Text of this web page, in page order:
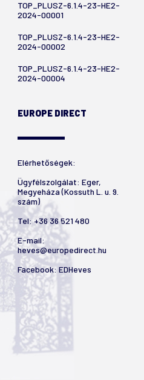
TOP_PLUSZ-6.1.4-23-HE2-
2024-00001
TOP_PLUSZ-6.1.4-23-HE2-
2024-00002
TOP_PLUSZ-6.1.4-23-HE2-
2024-00004
EUROPE DIRECT
Elérhetőségek:
Ügyfélszolgálat: Eger,
Megyeháza (Kossuth L. u. 9.
szám)
Tel:+36 36 521 480
E-mail:
heves@europedirect.hu
Facebook: EDHeves